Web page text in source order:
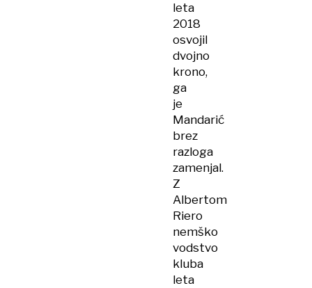
leta
2018
osvojil
dvojno
krono,
ga
je
Mandarić
brez
razloga
zamenjal.
Z
Albertom
Riero
nemško
vodstvo
kluba
leta